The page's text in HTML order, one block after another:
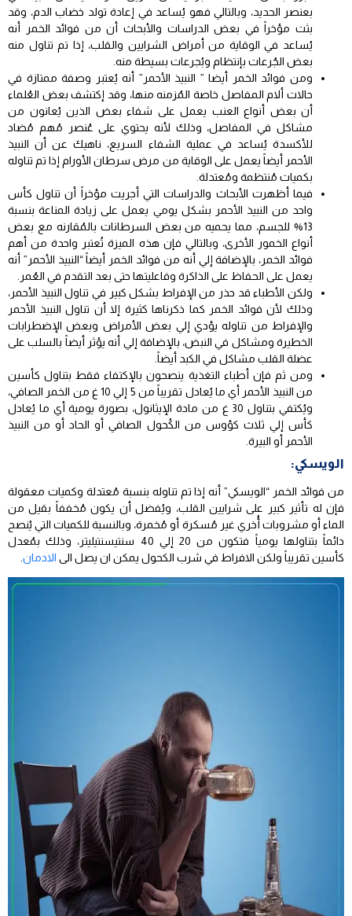
بعنصر الحديد، وبالتالي فهو يُساعد في إعادة تولد خضاب الدم، وقد
بثت مؤخراً في بعض الدراسات والأبحاث أن من فوائد الخمر أنه
يُساعد في الوقاية من أمراض الشرايين والقلب، إذا تم تناول منه
بعض الجُرعات بإنتظام وبُجرعات بسيطة منه.
ومن فوائد الخمر أيضا ” النبيذ الأحمر” أنه يُعتبر وصفة ممتازة في
حالات ألام المفاصل خاصة المُزمنه منها، وقد إكتشف بعض العُلماء
أن بعض أنواع العنب يعمل على شفاء بعض الذين يُعانون من
مشاكل في المفاصل، وذلك لأنه يحتوي على عُنصر مُهم مُضاد
للأكسدة يُساعد في عملية الشفاء السريع، ناهيك عن أن النبيذ
الأحمر أيضاً يعمل على الوقاية من مرض سرطان الأورام إذا تم تناوله
بكميات مُنتظمة ومُعتدلة.
فيما أظهرت الأبحاث والدراسات التي أجريت مؤخراً أن تناول كأس
واحد من النبيذ الأحمر بشكل يومي يعمل على زيادة المناعة بنسبة
13% للجسم، مما يحميه من بعض السرطانات بالمُقارنه مع بعض
أنواع الخمور الأخرى، وبالتالي فإن هذه الميزة تُعتبر واحدة من أهم
فوائد الخمر، بالإضافة إلي أنه من فوائد الخمر أيضاً “النبيذ الأحمر” أنه
يعمل على الحفاظ على الذاكرة وفاعليتها حتى بعد التقدم في العُمر.
ولكن الأطباء قد حذر من الإفراط بشكل كبير في تناول النبيذ الأحمر،
وذلك لأن فوائد الخمر كما ذكرناها كثيرة إلا أن تناول النبيذ الأحمر
والإفراط من تناوله يؤدي إلي بعض الأمراض وبعض الإضطرابات
الخطيرة ومشاكل في النبض، بالإضافة إلي أنه يؤثر أيضاً بالسلب على
عضلة القلب مشاكل في الكبد أيضاً.
ومن ثم فإن أطباء التغذية ينصحون بالإكتفاء فقط بتناول كأسين
من النبيذ الأحمر أي ما يُعادل تقريباً من 5 إلي 10 غ من الخمر الصافي،
ويُكتفي بتناول 30 غ من مادة الإيثانول، بصورة يومية أي ما يُعادل
كأس إلي ثلاث كؤوس من الكُحول الصافي أو الحاد أو من النبيذ
الأحمر أو البيرة.
الويسكي:
من فوائد الخمر “الويسكي” أنه إذا تم تناوله بنسبة مُعتدلة وكميات معقولة
فإن له تأثير كبير على شرايين القلب، ويُفضل أن يكون مُخففاً بقيل من
الماء أو مشروبات أُخري غير مُسكرة أو مُخمرة، وبالنسبة للكميات التي يُنصح
دائماً بتناولها يومياً فتكون من 20 إلي 40 سنتيسنتيليتر، وذلك بمُعدل
كأسين تقريباً ولكن الافراط في شرب الكحول يمكن ان يصل الى الادمان